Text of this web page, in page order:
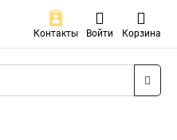
Контакты Войти Корзина